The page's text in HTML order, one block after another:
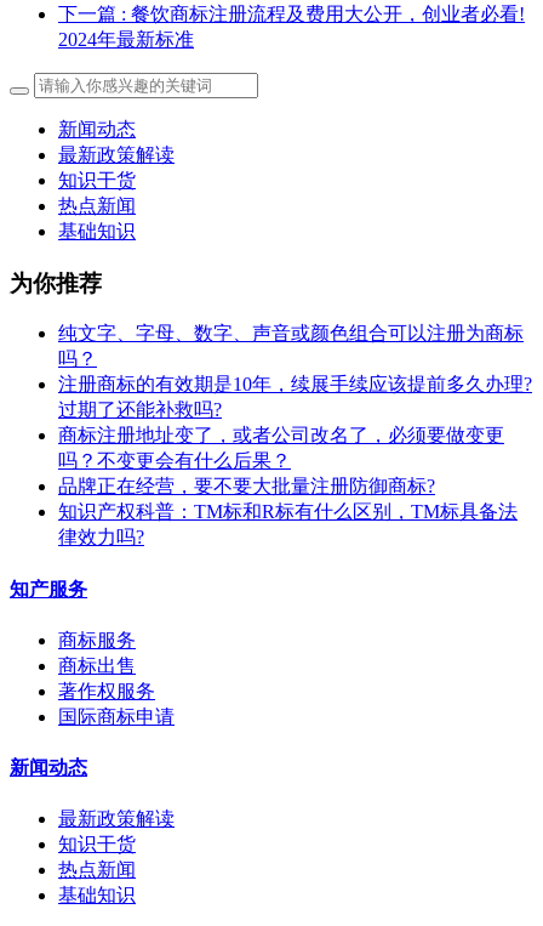
下一篇 : 餐饮商标注册流程及费用大公开，创业者必看!
2024年最新标准
新闻动态
最新政策解读
知识干货
热点新闻
基础知识
为你推荐
纯文字、字母、数字、声音或颜色组合可以注册为商标
吗？
注册商标的有效期是10年，续展手续应该提前多久办理?
过期了还能补救吗?
商标注册地址变了，或者公司改名了，必须要做变更
吗？不变更会有什么后果？
​品牌正在经营，要不要大批量注册防御商标?
知识产权科普：TM标和R标有什么区别，TM标具备法
律效力吗?
知产服务
商标服务
商标出售
著作权服务
国际商标申请
新闻动态
最新政策解读
知识干货
热点新闻
基础知识